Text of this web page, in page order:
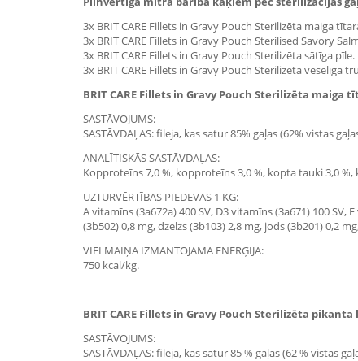
3x BRIT CARE Fillets in Gravy Pouch Sterilizēta maiga
3x BRIT CARE Fillets in Gravy Pouch Sterilised Savory
3x BRIT CARE Fillets in Gravy Pouch Sterilizēta sātīga pīle.
3x BRIT CARE Fillets in Gravy Pouch Sterilizēta veselīga
BRIT CARE Fillets in Gravy Pouch Sterilizēta
SASTĀVOJUMS:
SASTĀVDAĻAS: fileja, kas satur 85% gaļas (62% vistas
ANALĪTISKĀS SASTĀVDAĻAS:
Kopproteīns 7,0 %, kopproteīns 3,0 %, kopta tauki 3,0 %,
UZTURVĒRTĪBAS PIEDEVAS 1 KG:
A vitamīns (3a672a) 400 SV, D3 vitamīns (3a671) 100
(3b502) 0,8 mg, dzelzs (3b103) 2,8 mg, jods (3b201) 0,2
VIELMAIŅĀ IZMANTOJAMĀ ENERĢIJA:
750 kcal/kg.
BRIT CARE Fillets in Gravy Pouch Sterilizēta
SASTĀVOJUMS:
SASTĀVDAĻAS: fileja, kas satur 85 % gaļas (62 % vistas